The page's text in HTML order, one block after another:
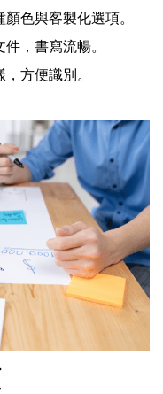
色與客製化選項。
，書寫流暢。
方便識別。